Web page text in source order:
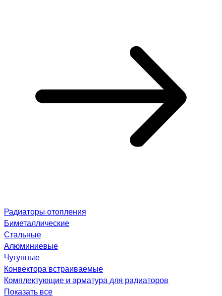
Радиаторы отопления
Биметаллические
Стальные
Алюминиевые
Чугунные
Конвектора встраиваемые
Комплектующие и арматура для радиаторов
Показать все